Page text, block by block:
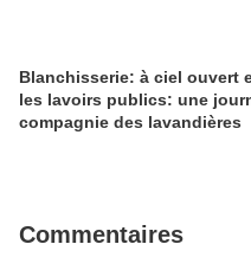
Blanchisserie: à ciel ouvert
les lavoirs publics: une
compagnie des lavandières
Commentaires